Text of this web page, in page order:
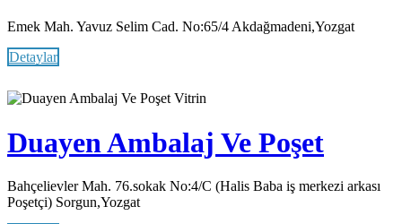
Emek Mah. Yavuz Selim Cad. No:65/4 Akdağmadeni,Yozgat
Detaylar
Vitrin
Duayen Ambalaj Ve Poşet
Bahçelievler Mah. 76.sokak No:4/C (Halis Baba iş merkezi arkası
Poşetçi) Sorgun,Yozgat